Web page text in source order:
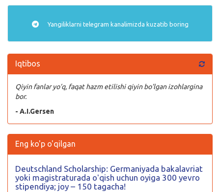
Yangiliklarni telegram kanalimizda kuzatib boring
Iqtibos
Qiyin fanlar yo’q, faqat hazm etilishi qiyin bo’lgan izohlargina
bor.
- A.I.Gersen
Eng ko'p o'qilgan
Deutschland Scholarship: Germaniyada bakalavriat
yoki magistraturada oʻqish uchun oyiga 300 yevro
stipendiya; joy – 150 tagacha!